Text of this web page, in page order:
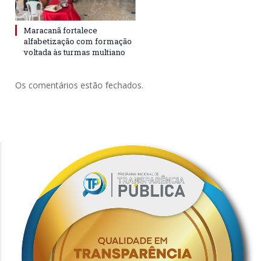
Maracanã fortalece
alfabetização com formação
voltada às turmas multiano
Os comentários estão fechados.